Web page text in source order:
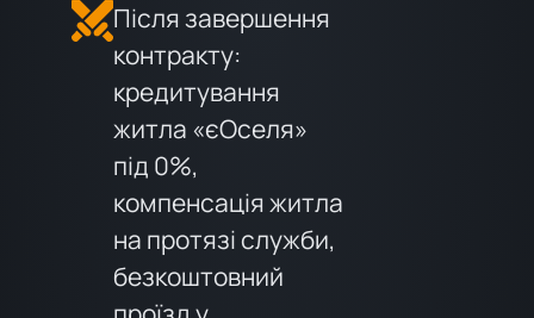
Після завершення
контракту:
кредитування
житла «єОселя»
під 0%,
компенсація житла
на протязі служби,
безкоштовний